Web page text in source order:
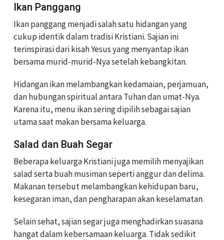
Ikan Panggang
Ikan panggang menjadi salah satu hidangan yang
cukup identik dalam tradisi Kristiani. Sajian ini
terinspirasi dari kisah Yesus yang menyantap ikan
bersama murid-murid-Nya setelah kebangkitan.
Hidangan ikan melambangkan kedamaian, perjamuan,
dan hubungan spiritual antara Tuhan dan umat-Nya.
Karena itu, menu ikan sering dipilih sebagai sajian
utama saat makan bersama keluarga.
Salad dan Buah Segar
Beberapa keluarga Kristiani juga memilih menyajikan
salad serta buah musiman seperti anggur dan delima.
Makanan tersebut melambangkan kehidupan baru,
kesegaran iman, dan pengharapan akan keselamatan.
Selain sehat, sajian segar juga menghadirkan suasana
hangat dalam kebersamaan keluarga. Tidak sedikit